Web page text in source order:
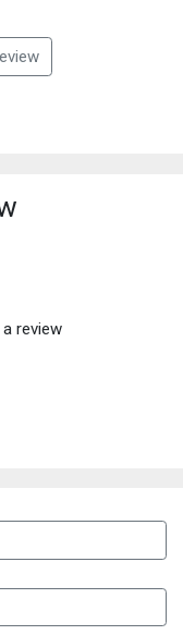
review